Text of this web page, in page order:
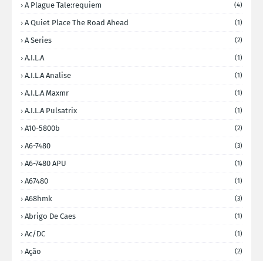
A Plague Tale:requiem (4)
A Quiet Place The Road Ahead (1)
A Series (2)
A.I.L.A (1)
A.I.L.A Analise (1)
A.I.L.A Maxmr (1)
A.I.L.A Pulsatrix (1)
A10-5800b (2)
A6-7480 (3)
A6-7480 APU (1)
A67480 (1)
A68hmk (3)
Abrigo De Caes (1)
Ac/DC (1)
Ação (2)